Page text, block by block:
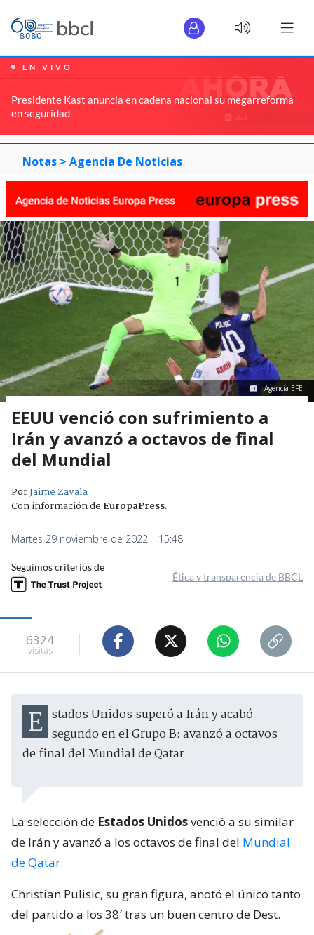
EN VIVO
Presidente Kast anuncia en cadena nacional su megarreforma
en seguridad
Notas > Agencia De Noticias
Agencia EFE
EEUU venció con sufrimiento a
Irán y avanzó a octavos de final
del Mundial
PorJaime Zavala
Con información de EuropaPress.
Martes 29 noviembre de 2022 | 15:48
Seguimos criterios de
Ética y transparencia de BBCL
6324
visitas
Estados Unidos superó a Irán y acabó segundo en el Grupo B: avanzó a octavos
de final del Mundial de Qatar
La selección de Estados Unidosvenció a su similar
de Irán y avanzó a los octavos de final del Mundial
de Qatar.
Christian Pulisic, su gran figura, anotó el único tanto
del partido a los 38′ tras un buen centro de Dest.